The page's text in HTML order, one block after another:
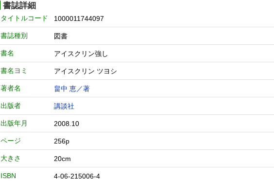
書誌詳細
タイトルコード 1000011744097
書誌種別 図書
書名 アイスクリン強し
書名ヨミ アイスクリン ツヨシ
著者名 畠中 恵／著
出版者 講談社
出版年月 2008.10
ページ 256p
大きさ 20cm
ISBN 4-06-215006-4